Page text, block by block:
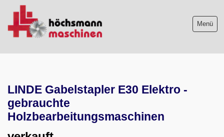
Menü
Maschinenankauf
Shop
LINDE Gabelstapler E30 Elektro -
gebrauchte
Holzbearbeitungsmaschinen